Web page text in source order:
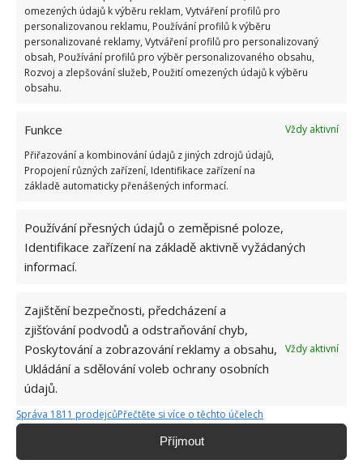
omezených údajů k výběru reklam, Vytváření profilů pro
personalizovanou reklamu, Používání profilů k výběru
personalizované reklamy, Vytváření profilů pro personalizovaný
obsah, Používání profilů pro výběr personalizovaného obsahu,
Rozvoj a zlepšování služeb, Použití omezených údajů k výběru
obsahu.
Funkce
Vždy aktivní
Přiřazování a kombinování údajů z jiných zdrojů údajů,
Propojení různých zařízení, Identifikace zařízení na
základě automaticky přenášených informací.
Používání přesných údajů o zeměpisné poloze,
Identifikace zařízení na základě aktivně vyžádaných
informací.
Zajištění bezpečnosti, předcházení a
zjišťování podvodů a odstraňování chyb,
Poskytování a zobrazování reklamy a obsahu,
Ukládání a sdělování voleb ochrany osobních
údajů.
Vždy aktivní
Správa 1811 prodejcůPřečtěte si více o těchto účelech
Příjmout
pomocí, ale velkou motivací pro lepší zázemí a
rodinu.
Zdroj:Cluelessfather
REKONSTRUKCE ZAHRADA